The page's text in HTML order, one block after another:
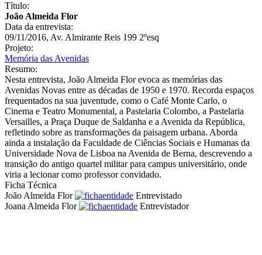
Título:
João Almeida Flor
Data da entrevista:
09/11/2016, Av. Almirante Reis 199 2ºesq
Projeto:
Memória das Avenidas
Resumo:
Nesta entrevista, João Almeida Flor evoca as memórias das
Avenidas Novas entre as décadas de 1950 e 1970. Recorda espaços
frequentados na sua juventude, como o Café Monte Carlo, o
Cinema e Teatro Monumental, a Pastelaria Colombo, a Pastelaria
Versailles, a Praça Duque de Saldanha e a Avenida da República,
refletindo sobre as transformações da paisagem urbana. Aborda
ainda a instalação da Faculdade de Ciências Sociais e Humanas da
Universidade Nova de Lisboa na Avenida de Berna, descrevendo a
transição do antigo quartel militar para campus universitário, onde
viria a lecionar como professor convidado.
Ficha Técnica
João Almeida Flor
Entrevistado
Joana Almeida Flor
Entrevistador